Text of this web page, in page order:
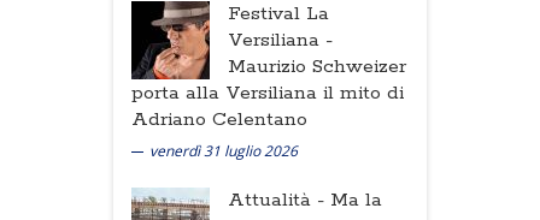
Festival La
Versiliana -
Maurizio Schweizer
porta alla Versiliana il mito di
Adriano Celentano
venerdì 31 luglio 2026
Attualità - Ma la